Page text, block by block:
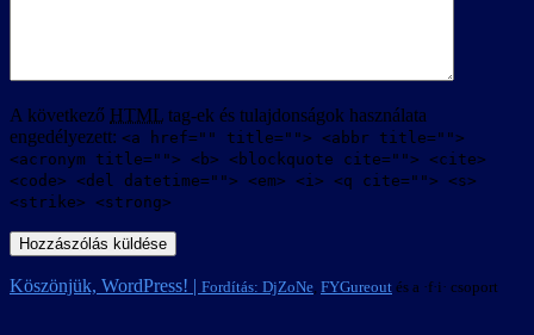
A következő HTML tag-ek és tulajdonságok használata
engedélyezett: <a href="" title=""> <abbr title="">
<acronym title=""> <b> <blockquote cite=""> <cite>
<code> <del datetime=""> <em> <i> <q cite=""> <s>
<strike> <strong>
Köszönjük, WordPress! | Fordítás: DjZoNe, FYGureout és a ·f·i· csoport